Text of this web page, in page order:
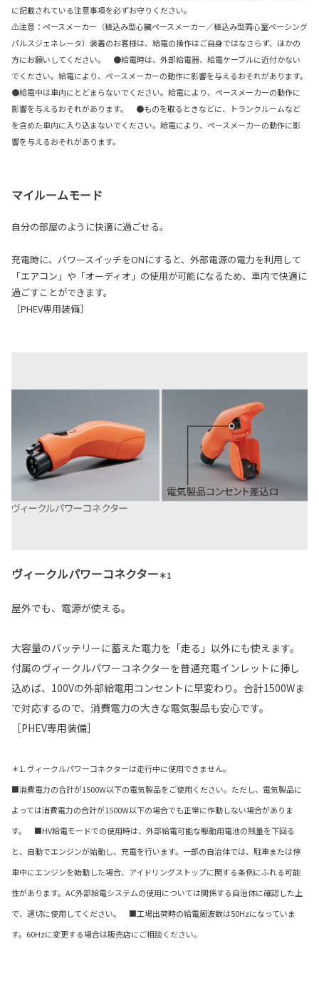
に記載されている注意事項を必ずお守りください。
⚠注意：ペースメーカー（植込み型心臓ペースメーカー／植込み型両心室ペーシング
パルスジェネレータ）装着のお客様は、給電の操作はご自身ではなさらず、ほかの
方にお願いしてください。 ●給電時は、外部給電器、給電ケーブルに近付かない
でください。給電により、ペースメーカーの動作に影響を与えるおそれがあります。
●給電中は車内にとどまらないでください。給電により、ペースメーカーの動作に
影響を与えるおそれがあります。 ●ものを取るときなどに、トランクルームなど
を含めた車内に入り込まないでください。給電により、ペースメーカーの動作に影
響を与えるおそれがあります。
マイルームモード
自分の部屋のように快適に過ごせる。
充電時に、パワースイッチをONにすると、外部電源の電力を利用して
「エアコン」や「オーディオ」の使用が可能になるため、車内で快適に
過ごすことができます。
［PHEV専用装備］
ヴィークルパワーコネクター＊1
屋外でも、電源が使える。
大容量のバッテリーに蓄えた電力を「走る」以外にも使えます。
付属のヴィークルパワーコネクターを普通充電インレットに挿し
込めば、100Vの外部給電用コンセントに早変わり。合計1500Wま
で対応するので、消費電力の大きな電気製品も安心です。
［PHEV専用装備］
＊1. ヴィークルパワーコネクターは走行中に使用できません。
■消費電力の合計が1500W以下の電気製品をご使用ください。ただし、電気製品に
よっては消費電力の合計が1500W以下の場合でも正常に作動しない場合がありま
す。 ■HV給電モードでの使用時は、外部給電可能な駆動用電池の残量を下回る
と、自動でエンジンが始動し、充電を行います。一部の自治体では、駐車または停
車中にエンジンを始動した場合、アイドリングストップに関する条例にふれる可能
性があります。AC外部給電システムの使用については関係する自治体に確認した上
で、適切に使用してください。 ■工場出荷時の給電周波数は50Hzになっていま
す。60Hzに変更する場合は販売店にご相談ください。